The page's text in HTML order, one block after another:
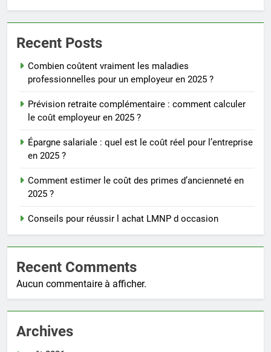
Recent Posts
Combien coûtent vraiment les maladies
professionnelles pour un employeur en 2025 ?
Prévision retraite complémentaire : comment calculer
le coût employeur en 2025 ?
Épargne salariale : quel est le coût réel pour l’entreprise
en 2025 ?
Comment estimer le coût des primes d’ancienneté en
2025 ?
Conseils pour réussir l achat LMNP d occasion
Recent Comments
Aucun commentaire à afficher.
Archives